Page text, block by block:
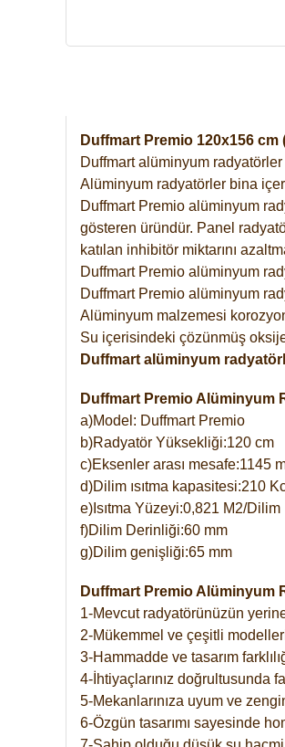
Duffmart Premio 120x156
Duffmart alüminyum
Alüminyum radyatörler bina
Duffmart Premio alüminyum
gösteren üründür. Panel
katılan inhibitör miktarını
Duffmart Premio alüminyum
Duffmart Premio alüminyum
Alüminyum malzemesi
Su içerisindeki çözünmüş
Duffmart alüminyum
Duffmart Premio Alüminyum
a)Model: Duffmart Premio
b)Radyatör Yüksekliği:120 cm
c)Eksenler arası mesafe:1145
d)Dilim ısıtma kapasitesi:210
e)Isıtma Yüzeyi:0,821 M2/Dilim
f)Dilim Derinliği:60 mm
g)Dilim genişliği:65 mm
Duffmart Premio Alüminyum
1-Mevcut radyatörünüzün
2-Mükemmel ve çeşitli
3-Hammadde ve tasarım
4-İhtiyaçlarınız doğrultusunda
5-Mekanlarınıza uyum ve
6-Özgün tasarımı sayesinde